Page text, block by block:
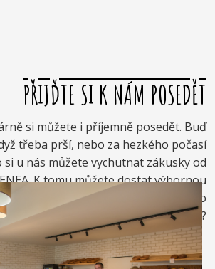
PŘIJĎTE SI K NÁM POSEDĚT
si můžete i příjemně posedět. Buď
třeba prší, nebo za hezkého počasí
u nás můžete vychutnat zákusky od
K tomu můžete dostat výbornou
si raději dáte zrmzlinový pohár nebo
vynikající točenou zmrzlinu?